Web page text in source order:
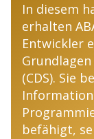
In diesem
erhalten
Entwickler
Grundlagen
(CDS). Sie
befähigt,